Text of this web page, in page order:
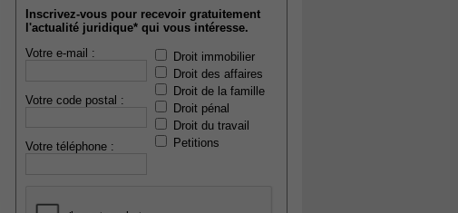
Inscrivez-vous pour recevoir gratuitement
l'actualité juridique* qui vous intéresse.
Votre e-mail :
Votre code postal :
Votre téléphone :
Droit immobilier
Droit des affaires
Droit de la famille
Droit pénal
Droit du travail
Petitions